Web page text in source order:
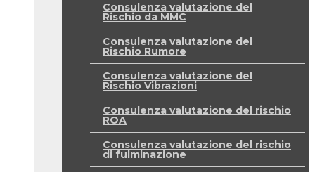
Consulenza valutazione del
Rischio da MMC
Consulenza valutazione del
Rischio Rumore
Consulenza valutazione del
Rischio Vibrazioni
Consulenza valutazione del rischio
ROA
Consulenza valutazione del rischio
di fulminazione